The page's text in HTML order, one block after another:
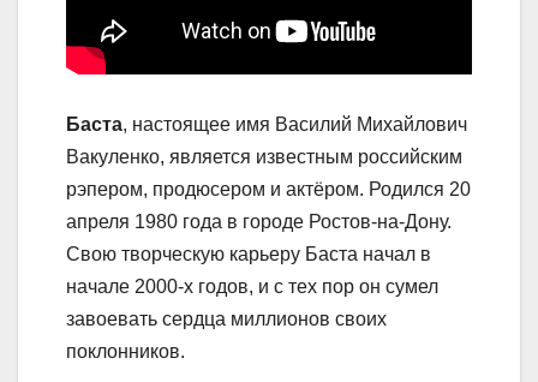
Баста, настоящее имя Василий Михайлович
Вакуленко, является известным российским
рэпером, продюсером и актёром. Родился 20
апреля 1980 года в городе Ростов-на-Дону.
Свою творческую карьеру Баста начал в
начале 2000-х годов, и с тех пор он сумел
завоевать сердца миллионов своих
поклонников.